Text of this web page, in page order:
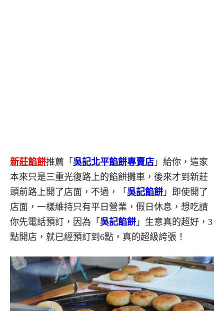
新莊餡餅推薦「 吳記北平餡餅專賣店 」給你，這家
本來只是三重光復路上的餡餅攤車，後來才到新莊
頭前路上開了店面，不過，「 吳記餡餅 」即使開了
店面，一樣維持只有平日營業，假日休息，想吃請
你先電話預訂，因為「 吳記餡餅 」生意真的超好，3
點開店，就已經預訂到6點，真的超級誇張！